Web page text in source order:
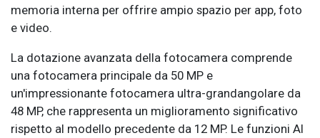
memoria interna per offrire ampio spazio per app, foto
e video.
La dotazione avanzata della fotocamera comprende
una fotocamera principale da 50 MP e
un'impressionante fotocamera ultra-grandangolare da
48 MP, che rappresenta un miglioramento significativo
rispetto al modello precedente da 12 MP. Le funzioni AI